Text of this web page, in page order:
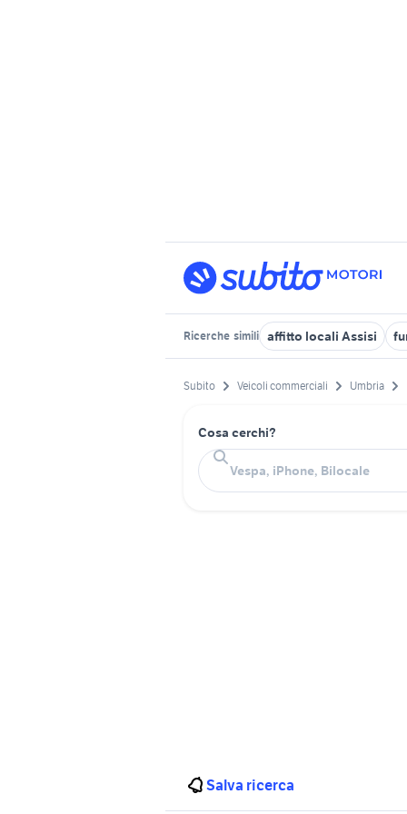
Ricerche simili affitto locali Assisi
Subito Veicoli commerciali Umbria
Cosa cerchi?
Salva ricerca